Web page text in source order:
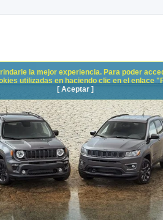
la mejor experiencia. Para poder
utilizadas en haciendo clic en el enlace
[ Aceptar ]